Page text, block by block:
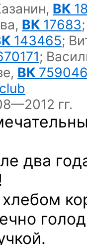
ВК
ВК 17683;
143465;
;
ВК
гг.
два